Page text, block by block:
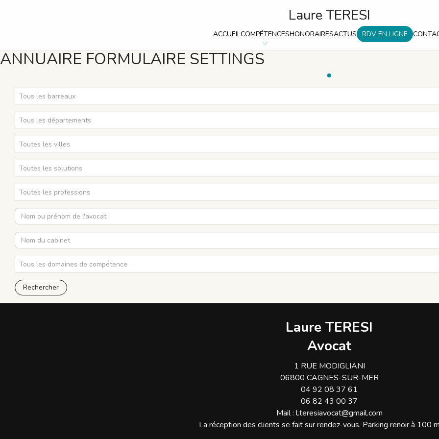
Laure TERESI
ACCUEILCOMPÉTENCESHONORAIRESACTUS RDV EN LIGNE
ANNUAIRE FORMULAIRE SETTINGS
Tous les barreaux
Tous les départements
Toutes les villes
Toutes les solutions
Toutes les professions
Tous les domaines de compétence
Rechercher
Laure TERESI
Avocat
1 RUE MODIGLIANI
06800 CAGNES-SUR-MER
04 92 08 37 61
06 82 43 00 37
Mail : l.teresiavocat@gmail.com
La réception des clients se fait sur rendez-vous. Parking renoir à 100